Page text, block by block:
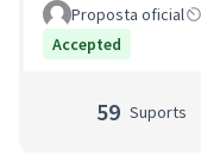
Proposta oficial
Accepted
59 Suports